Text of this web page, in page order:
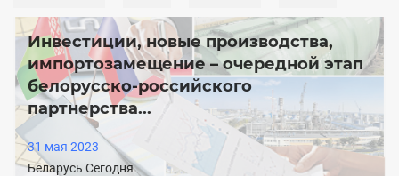
Инвестиции, новые производства,
импортозамещение – очередной этап
белорусско-российского
партнерства...
31 мая 2023
Беларусь Сегодня